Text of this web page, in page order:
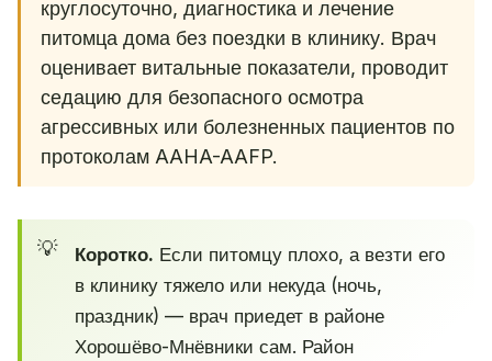
круглосуточно, диагностика и лечение
питомца дома без поездки в клинику. Врач
оценивает витальные показатели, проводит
седацию для безопасного осмотра
агрессивных или болезненных пациентов по
протоколам AAHA-AAFP.
Коротко. Если питомцу плохо, а везти его
в клинику тяжело или некуда (ночь,
праздник) — врач приедет в районе
Хорошёво-Мнёвники сам. Район